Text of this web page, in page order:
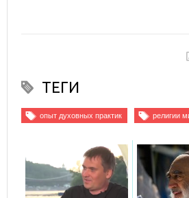
ТЕГИ
опыт духовных практик религии